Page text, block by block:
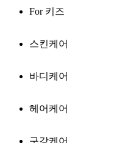
For 키즈
스킨케어
바디케어
헤어케어
구강케어